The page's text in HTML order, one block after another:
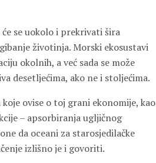
se uokolo i prekrivati šira
životinja. Morski ekosustavi
okolnih, a već sada se može
desetljećima, ako ne i stoljećima.
ovise o toj grani ekonomije, kao
– apsorbiranja ugljičnog
da oceani za starosjedilačke
izlišno je i govoriti.